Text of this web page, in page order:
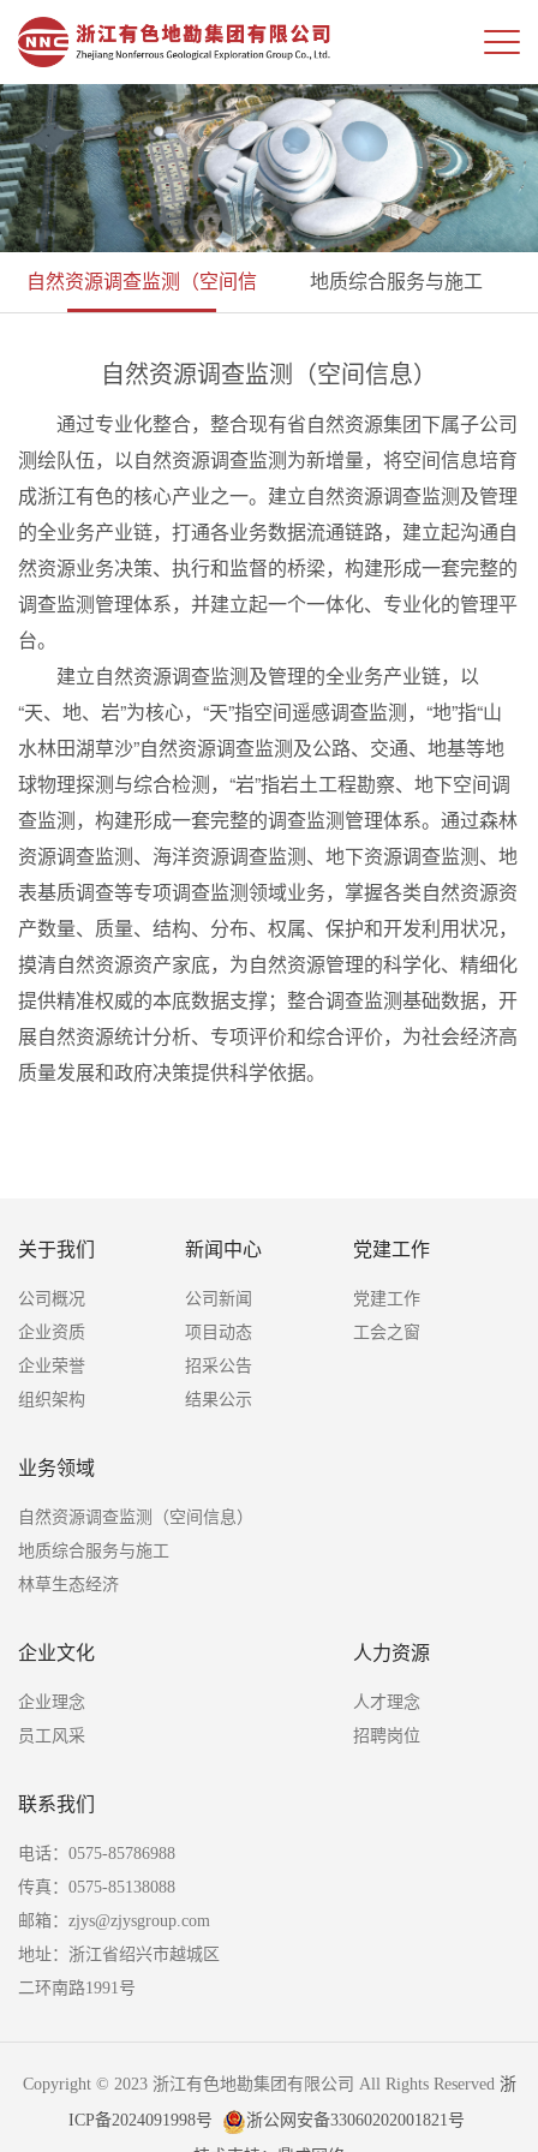
自然资源调查监测（空间信 地质综合服务与施工
自然资源调查监测（空间信息）
通过专业化整合，整合现有省自然资源集团下属子公司
测绘队伍，以自然资源调查监测为新增量，将空间信息培育
成浙江有色的核心产业之一。建立自然资源调查监测及管理
的全业务产业链，打通各业务数据流通链路，建立起沟通自
然资源业务决策、执行和监督的桥梁，构建形成一套完整的
调查监测管理体系，并建立起一个一体化、专业化的管理平
台。
建立自然资源调查监测及管理的全业务产业链，以
“天、地、岩”为核心，“天”指空间遥感调查监测，“地”指“山
水林田湖草沙”自然资源调查监测及公路、交通、地基等地
球物理探测与综合检测，“岩”指岩土工程勘察、地下空间调
查监测，构建形成一套完整的调查监测管理体系。通过森林
资源调查监测、海洋资源调查监测、地下资源调查监测、地
表基质调查等专项调查监测领域业务，掌握各类自然资源资
产数量、质量、结构、分布、权属、保护和开发利用状况，
摸清自然资源资产家底，为自然资源管理的科学化、精细化
提供精准权威的本底数据支撑；整合调查监测基础数据，开
展自然资源统计分析、专项评价和综合评价，为社会经济高
质量发展和政府决策提供科学依据。
关于我们
公司概况
企业资质
企业荣誉
组织架构
新闻中心
公司新闻
项目动态
招采公告
结果公示
党建工作
党建工作
工会之窗
业务领域
自然资源调查监测（空间信息）
地质综合服务与施工
林草生态经济
企业文化
企业理念
员工风采
人力资源
人才理念
招聘岗位
联系我们
电话：0575-85786988
传真：0575-85138088
邮箱：zjys@zjysgroup.com
地址：浙江省绍兴市越城区
二环南路1991号
Copyright © 2023 浙江有色地勘集团有限公司 All Rights Reserved 浙
ICP备2024091998号
浙公网安备33060202001821号